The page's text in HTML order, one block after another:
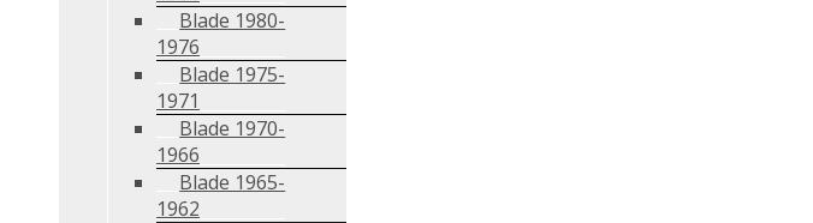
Blade 1980-
1976
Blade 1975-
1971
Blade 1970-
1966
Blade 1965-
1962